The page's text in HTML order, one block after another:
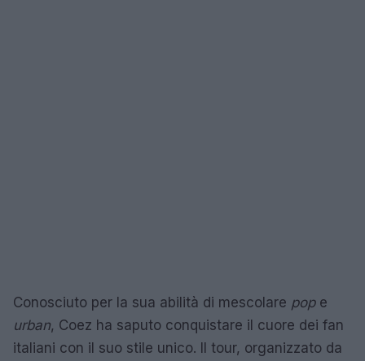
Conosciuto per la sua abilità di mescolare pope
urban, Coez ha saputo conquistare il cuore dei fan
italiani con il suo stile unico. Il tour, organizzato da